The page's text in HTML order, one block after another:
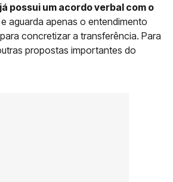
possui um acordo verbal com o
e aguarda apenas o entendimento
concretizar a transferência. Para
propostas importantes do